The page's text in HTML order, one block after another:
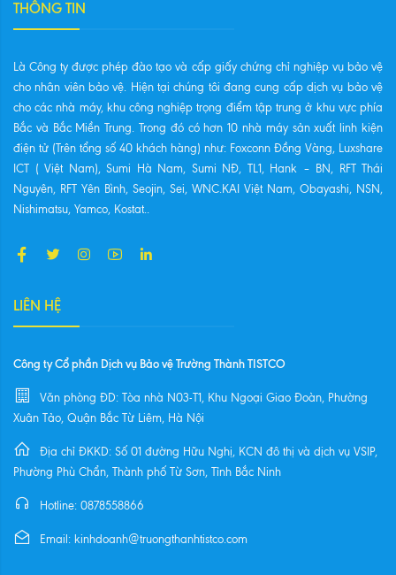
THÔNG TIN
Là Công ty được phép đào tạo và cấp giấy chứng chỉ nghiệp vụ bảo vệ
cho nhân viên bảo vệ. Hiện tại chúng tôi đang cung cấp dịch vụ bảo vệ
cho các nhà máy, khu công nghiệp trọng điểm tập trung ở khu vực phía
Bắc và Bắc Miền Trung. Trong đó có hơn 10 nhà máy sản xuất linh kiện
điện tử (Trên tổng số 40 khách hàng) như: Foxconn Đồng Vàng, Luxshare
ICT ( Việt Nam), Sumi Hà Nam, Sumi NĐ, TL1, Hank – BN, RFT Thái
Nguyên, RFT Yên Bình, Seojin, Sei, WNC.KAI Việt Nam, Obayashi, NSN,
Nishimatsu, Yamco, Kostat..
LIÊN HỆ
Công ty Cổ phần Dịch vụ Bảo vệ Trường Thành TISTCO
Văn phòng ĐD: Tòa nhà N03-T1, Khu Ngoại Giao Đoàn, Phường
Xuân Tảo, Quận Bắc Từ Liêm, Hà Nội
Địa chỉ ĐKKD: Số 01 đường Hữu Nghị, KCN đô thị và dịch vụ VSIP,
Phường Phù Chẩn, Thành phố Từ Sơn, Tỉnh Bắc Ninh
Hotline: 0878558866
Email: kinhdoanh@truongthanhtistco.com